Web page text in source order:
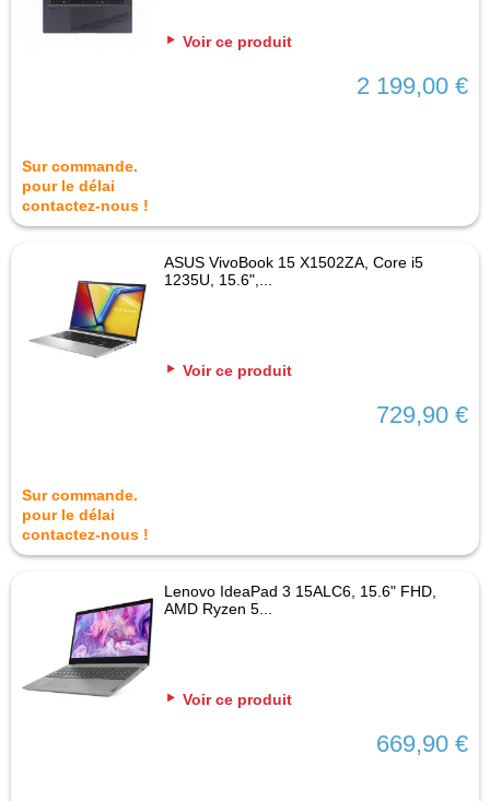
Voir ce produit
2 199,00 €
Sur commande.
pour le délai
contactez-nous !
ASUS VivoBook 15 X1502ZA, Core i5
1235U, 15.6",...
Voir ce produit
729,90 €
Sur commande.
pour le délai
contactez-nous !
Lenovo IdeaPad 3 15ALC6, 15.6" FHD,
AMD Ryzen 5...
Voir ce produit
669,90 €